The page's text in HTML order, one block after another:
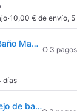
·10,00 € de envío, 5
Armario De Espejo De Baño Madera Contrachapada 80x20,5x64 Cm Vidaxl
O 3
días
vidaXL Armario de espejo de baño madera contrachapada 80x20,5x64 cm - Blanco